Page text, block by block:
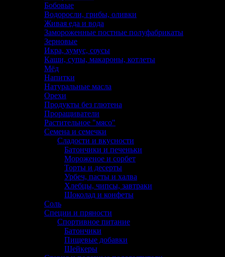
Бобовые
Водоросли, грибы, оливки
Живая еда и вода
Замороженные постные полуфабрикаты
Зерновые
Икра, хумус, соусы
Каши, супы, макароны, котлеты
Мёд
Напитки
Натуральные масла
Орехи
Продукты без глютена
Проращиватели
Растительное "мясо"
Семена и семечки
Сладости и вкусности
Батончики и печеньки
Мороженое и сорбет
Торты и десерты
Урбеч, пасты и халва
Хлебцы, чипсы, завтраки
Шоколад и конфеты
Соль
Специи и пряности
Спортивное питание
Батончики
Пищевые добавки
Шейкеры